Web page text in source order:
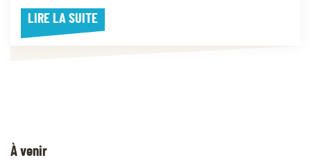
LIRE LA SUITE
À venir